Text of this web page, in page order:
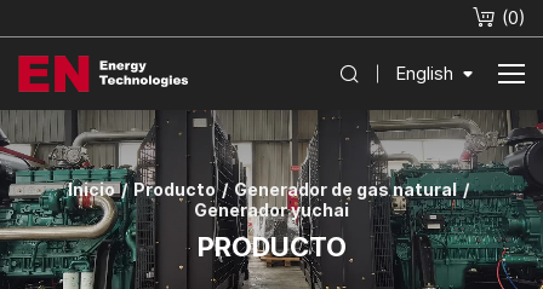
(0)
English
Inicio Producto
Generador de gas natural
Generador yuchai
PRODUCTO